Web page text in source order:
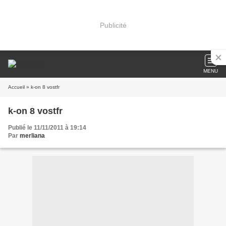
Publicité
MENU
Accueil » k-on 8 vostfr
k-on 8 vostfr
Publié le 11/11/2011 à 19:14
Par merliana